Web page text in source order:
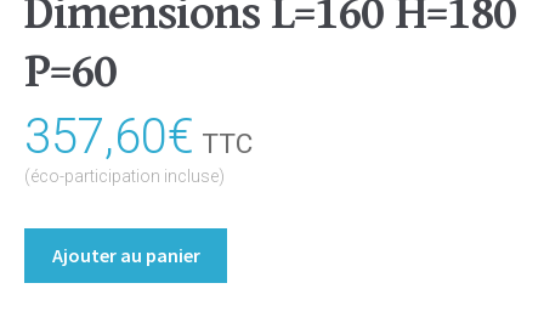
Dimensions L=160 H=180
P=60
357,60€ TTC
(éco-participation incluse)
Ajouter au panier